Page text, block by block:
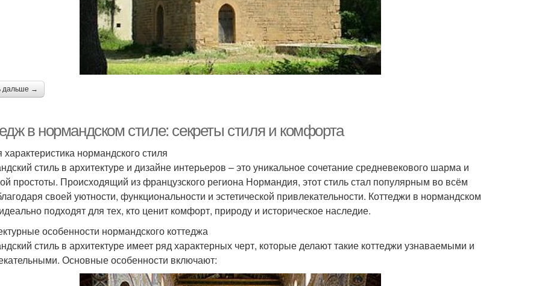
дальше →
в нормандском стиле: секреты стиля и комфорта
нормандского стиля
стиль в архитектуре и дизайне интерьеров – это уникальное сочетание средневекового шарма и
простоты. Происходящий из французского региона Нормандия, этот стиль стал популярным во всём
своей уютности, функциональности и эстетической привлекательности. Коттеджи в нормандском
подходят для тех, кто ценит комфорт, природу и историческое наследие.
особенности нормандского коттеджа
стиль в архитектуре имеет ряд характерных черт, которые делают такие коттеджи узнаваемыми и
Основные особенности включают: